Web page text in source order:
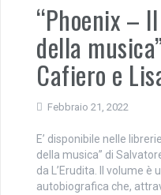
“Phoenix –
della
Cafiero e
Febbraio 21, 2022
E’ disponibile nelle
della musica” di
da L’Erudita. Il volume è
autobiografica che,